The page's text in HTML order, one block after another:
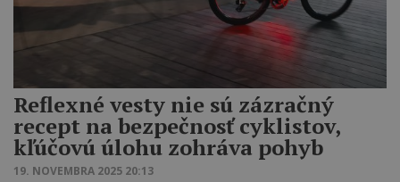
Reflexné vesty nie sú zázračný
recept na bezpečnosť cyklistov,
kľúčovú úlohu zohráva pohyb
19. NOVEMBRA 2025 20:13